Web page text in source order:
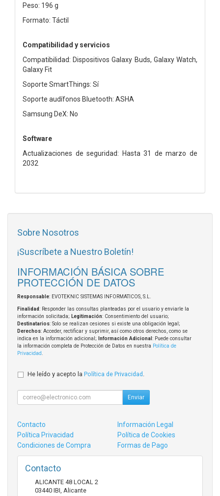
Peso: 196 g
Formato: Táctil
Compatibilidad y servicios
Compatibilidad: Dispositivos Galaxy Buds, Galaxy Watch,
Galaxy Fit
Soporte SmartThings: Sí
Soporte audífonos Bluetooth: ASHA
Samsung DeX: No
Software
Actualizaciones de seguridad: Hasta 31 de marzo de
2032
Sobre Nosotros
¡Suscríbete a Nuestro Boletín!
INFORMACIÓN BÁSICA SOBRE
PROTECCIÓN DE DATOS
Responsable: EVOTEKNIC SISTEMAS INFORMATICOS, S.L.
Finalidad: Responder las consultas planteadas por el usuario y enviarle la
información solicitada; Legitimación: Consentimiento del usuario;
Destinatarios: Solo se realizan cesiones si existe una obligación legal;
Derechos: Acceder, rectificar y suprimir, así como otros derechos, como se
indica en la información adicional;
Información Adicional : Puede consultar
la información completa de Protección de Datos en nuestra Política de
Privacidad
He leído y acepto la Política de Privacidad
Enviar
Contacto
Información Legal
Política Privacidad
Política de Cookies
Condiciones de Compra
Formas de Pago
Contacto
ALICANTE 48 LOCAL 2
03440 IBI Alicante